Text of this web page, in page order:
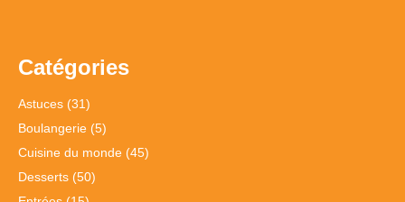
Catégories
Astuces (31)
Boulangerie (5)
Cuisine du monde (45)
Desserts (50)